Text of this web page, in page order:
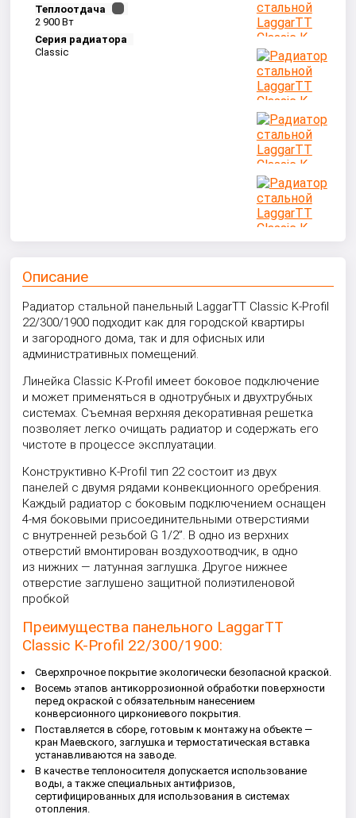
Теплоотдача
2 900 Вт
Серия радиатора
Classic
Описание
Радиатор стальной панельный LaggarTT Classic K-Profil
22/300/1900 подходит как для городской квартиры
и загородного дома, так и для офисных или
административных помещений.
Линейка Classic K-Profil имеет боковое подключение
и может применяться в однотрубных и двухтрубных
системах. Съемная верхняя декоративная решетка
позволяет легко очищать радиатор и содержать его
чистоте в процессе эксплуатации.
Конструктивно K-Profil тип 22 состоит из двух
панелей с двумя рядами конвекционного оребрения.
Каждый радиатор с боковым подключением оснащен
4-мя боковыми присоединительными отверстиями
с внутренней резьбой G 1/2”. В одно из верхних
отверстий вмонтирован воздухоотводчик, в одно
из нижних — латунная заглушка. Другое нижнее
отверстие заглушено защитной полиэтиленовой
пробкой
Преимущества панельного LaggarTT
Classic K-Profil 22/300/1900:
Сверхпрочное покрытие экологически безопасной краской.
Восемь этапов антикоррозионной обработки поверхности
перед окраской с обязательным нанесением
конверсионного циркониевого покрытия.
Поставляется в сборе, готовым к монтажу на объекте —
кран Маевского, заглушка и термостатическая вставка
устанавливаются на заводе.
В качестве теплоносителя допускается использование
воды, а также специальных антифризов,
сертифицированных для использования в системах
отопления.